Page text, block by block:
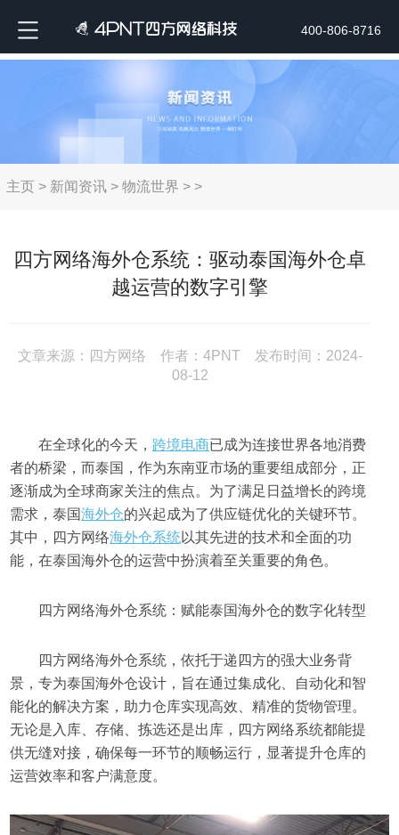
400-806-8716
主页> 新闻资讯> 物流世界 > >
四方网络海外仓系统：驱动泰国海外仓卓
越运营的数字引擎
文章来源：四方网络 作者：4PNT 发布时间：2024-
08-12
在全球化的今天， 跨境电商已成为连接世界各地消费
者的桥梁，而泰国，作为东南亚市场的重要组成部分，正
逐渐成为全球商家关注的焦点。为了满足日益增长的跨境
需求，泰国海外仓的兴起成为了供应链优化的关键环节。
其中，四方网络海外仓系统以其先进的技术和全面的功
能，在泰国海外仓的运营中扮演着至关重要的角色。
四方网络海外仓系统：赋能泰国海外仓的数字化转型
四方网络海外仓系统，依托于递四方的强大业务背
景，专为泰国海外仓设计，旨在通过集成化、自动化和智
能化的解决方案，助力仓库实现高效、精准的货物管理。
无论是入库、存储、拣选还是出库，四方网络系统都能提
供无缝对接，确保每一环节的顺畅运行，显著提升仓库的
运营效率和客户满意度。